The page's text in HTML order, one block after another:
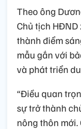
Theo ông
Chủ tịch HĐND
thành điểm
mẫu gắn với
và phát triển
“Điều quan
sự trở thành
nông thôn